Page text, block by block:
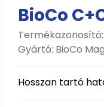
BioCo
Termékazonosító:
Gyártó: BioCo
Hosszan tartó